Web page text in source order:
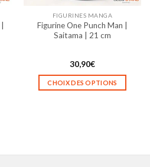
page
du
FIGURINES MANGA
Figurine One Punch Man |
Saitama | 21 cm
30,90€
CHOIX DES OPTIONS
Les